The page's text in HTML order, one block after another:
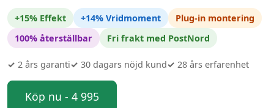
+15% Effekt +14% Vridmoment
Plug-in montering
100% återställbar
Fri frakt med PostNord
✓ 2 års garanti✓ 30 dagars nöjd kund✓ 28 års erfarenhet
Köp nu - 4 995